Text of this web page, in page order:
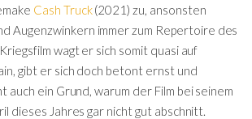
Cash Truck(2021) zu, ansonsten
Augenzwinkern immer zum Repertoire des
wagt er sich somit quasi auf
gibt er sich doch betont ernst und
auch ein Grund, warum der Film bei seinem
dieses Jahres gar nicht gut abschnitt.